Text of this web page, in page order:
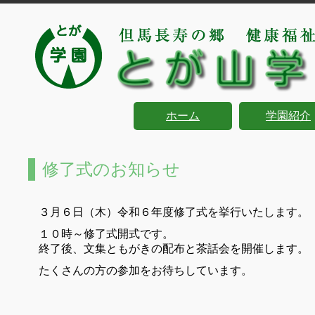
ホーム 学園紹介
修了式のお知らせ
３月６日（木）令和６年度修了式を挙行いたします。
１０時～修了式開式です。
終了後、文集ともがきの配布と茶話会を開催します。
たくさんの方の参加をお待ちしています。